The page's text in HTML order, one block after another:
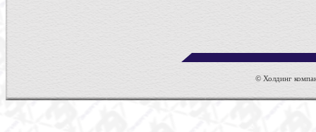
© Холдинг